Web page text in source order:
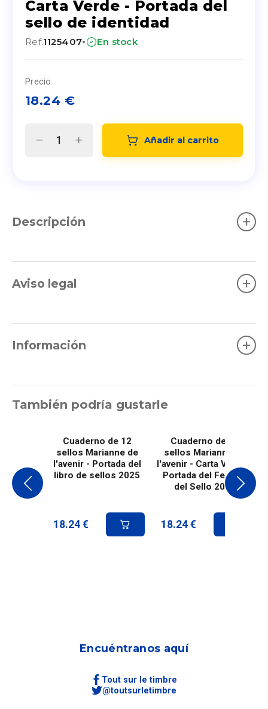
Carta Verde - Portada del
sello de identidad
Ref.1125407· En stock
Precio
18.24 €
Añadir al carrito
Descripción +
Aviso legal +
Información +
También podría gustarle
Cuaderno de 12
sellos Marianne de
l'avenir - Portada del
libro de sellos 2025
18.24 €
Cuaderno de 12
sellos Marianne de
l'avenir - Carta Verde -
Portada del Festival
del Sello 2024
18.24 €
Encuéntranos aquí
Tout sur le timbre
@toutsurletimbre